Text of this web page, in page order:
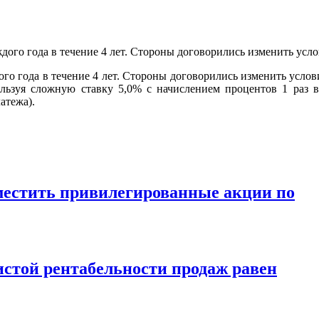
года в течение 4 лет. Стороны договорились изменить
сложную ставку 5,0% с начислением процентов 1
привилегированные акции по
рентабельности продаж равен